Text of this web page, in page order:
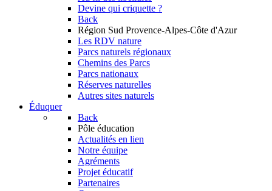
Devine qui criquette ?
Back
Région Sud Provence-Alpes-Côte d'Azur
Les RDV nature
Parcs naturels régionaux
Chemins des Parcs
Parcs nationaux
Réserves naturelles
Autres sites naturels
Éduquer
Back
Pôle éducation
Actualités en lien
Notre équipe
Agréments
Projet éducatif
Partenaires